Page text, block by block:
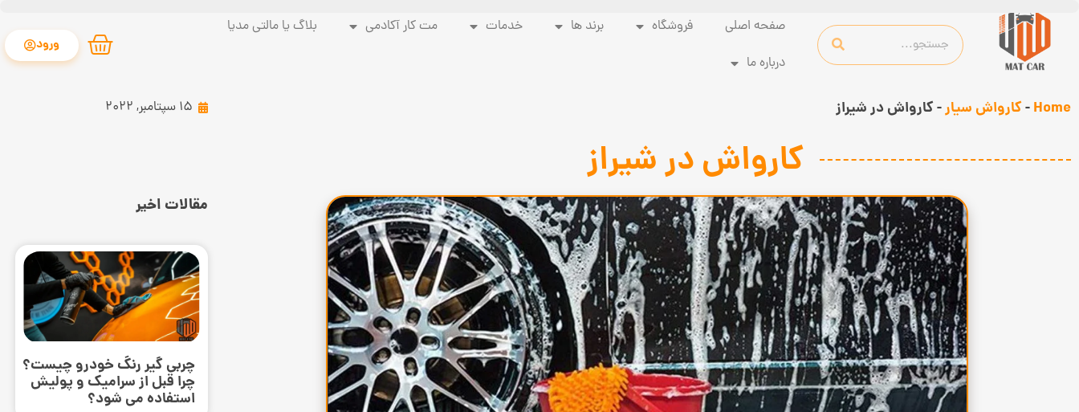
صفحه اصلی فروشگاه برند ها خدمات مت کار آکادمی
بلاگ یا مالتی مدیا
درباره ما
ورود
Home
-کارواش سیار-کارواش در شیراز 15 سپتامبر, 2022
کارواش در شیراز
مقالات اخیر
چربی گیر رنگ خودرو چیست؟
چرا قبل از سرامیک و پولیش
استفاده می ‌شود؟